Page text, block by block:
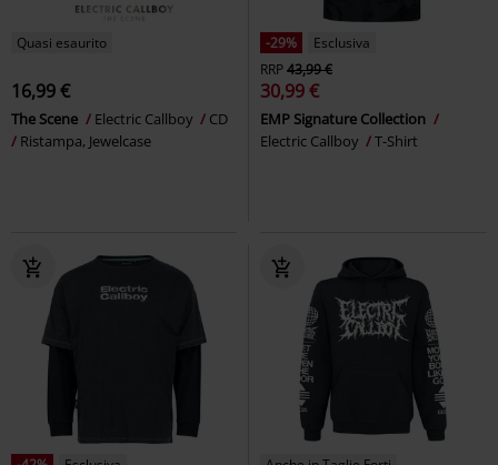
Quasi esaurito
16,99 €
The Scene Electric Callboy
CD
Ristampa, Jewelcase
-29%
Esclusiva
RRP43,99 €
30,99 €
EMP Signature Collection
Electric Callboy
T-Shirt